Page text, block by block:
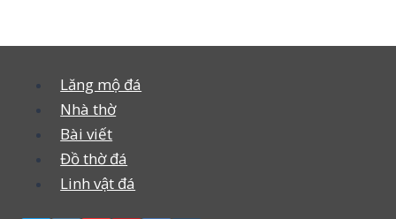
Lăng mộ đá
Nhà thờ
Bài viết
Đồ thờ đá
Linh vật đá